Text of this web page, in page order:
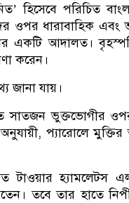
হিসেবে পরিচিত
ওপর ধারাবাহিক এবং
একটি আদালত।
করেন।
জানা যায়।
ভুক্তভোগীর ওপর
প্যারোলে
টাওয়ার হ্যামলেটস
তবে তার হাতে